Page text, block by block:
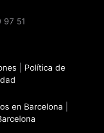
97 51
Política de
en Barcelona